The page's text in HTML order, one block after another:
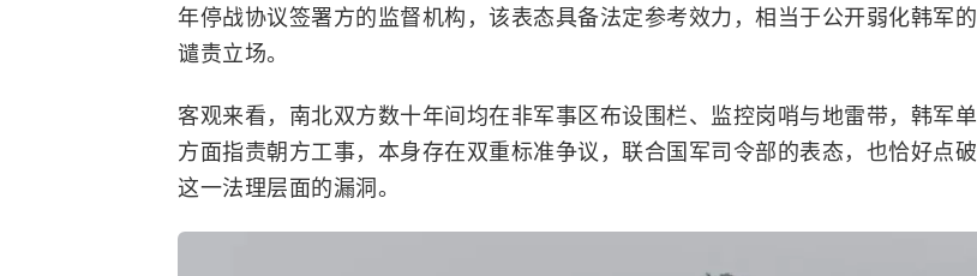
年停战协议签署方的监督机构，该表态具备法定参考效力，相当于公开弱化韩军的
谴责立场。
客观来看，南北双方数十年间均在非军事区布设围栏、监控岗哨与地雷带，韩军单
方面指责朝方工事，本身存在双重标准争议，联合国军司令部的表态，也恰好点破
这一法理层面的漏洞。